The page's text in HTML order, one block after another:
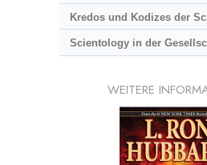
Kredos und Kodizes der
Scientology in der
WEITERE